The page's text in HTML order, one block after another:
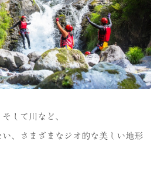
岬
花
山・公園・棚田
観光施設
カフェ・スイーツ
食
して川など、
、さまざまなジオ的な美しい地形